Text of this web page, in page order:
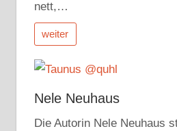
nett,…
weiter
Nele Neuhaus
Die Autorin Nele Neuhaus